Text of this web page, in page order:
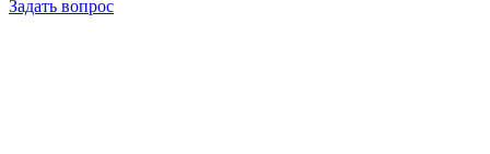
Задать вопрос